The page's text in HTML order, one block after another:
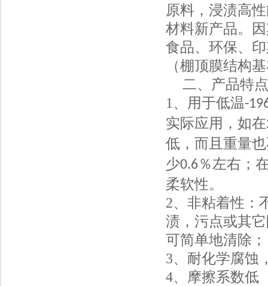
原料，浸渍高
材料新产品。
食品、环保、
（棚顶膜结构
二、产品特
1 、用于低温-
实际应用，如在
低，而且重量
少0.6％左右；
柔软性。
2、非粘着性：
渍，污点或其
可简单地清除；
3、耐化学腐蚀
4、摩擦系数低